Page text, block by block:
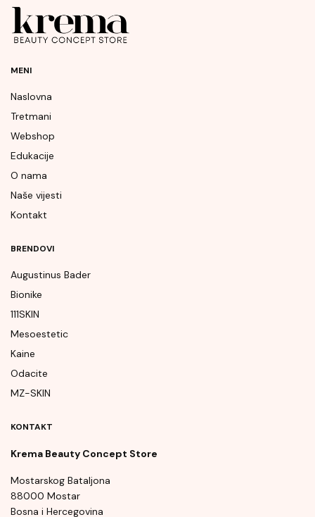
MENI
Naslovna
Tretmani
Webshop
Edukacije
O nama
Naše vijesti
Kontakt
BRENDOVI
Augustinus Bader
Bionike
111SKIN
Mesoestetic
Kaine
Odacite
MZ-SKIN
KONTAKT
Krema Beauty Concept Store
Mostarskog Bataljona
88000 Mostar
Bosna i Hercegovina